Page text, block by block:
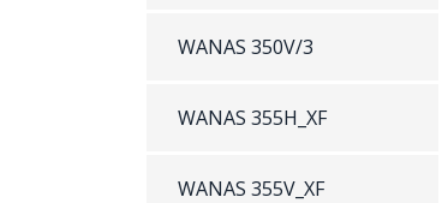
WANAS 350V/3
WANAS 355H_XF
WANAS 355V_XF